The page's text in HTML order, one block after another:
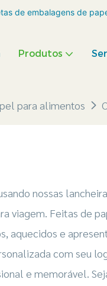
de embalagens de
Produtos
para alimentos
nossas
viagem. Feitas de
aquecidos e
com seu
e memorável.